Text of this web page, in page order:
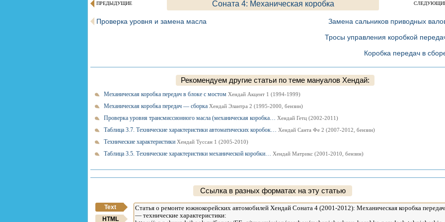
ПРЕДЫДУЩИЕ Соната 4: Механическая коробка
Проверка уровня и замена масла
Замена сальников приводных
Тросы управления коробкой
Коробка передач в
Рекомендуем другие статьи по теме мануалов Хендай:
Механическая коробка передач в блоке с мостом Хендай Акцент 1 (1994-1999)
Механическая коробка передач — сборка Хендай Элантра 2 (1995-2000, бензин)
Проверка уровня трансмиссионного масла (механическая коробка… Хендай Гетц (2002-2011)
Таблица 3.7. Технические характеристики автоматических коробок… Хендай Санта Фе 2 (2007-2012, бензин)
Технические характеристики Хендай Туссан 1 (2005-2010)
Таблица 3.5. Технические характеристики механической коробки… Хендай Матрикс (2001-2010, бензин)
Ссылка в разных форматах на эту статью
Text
HTML